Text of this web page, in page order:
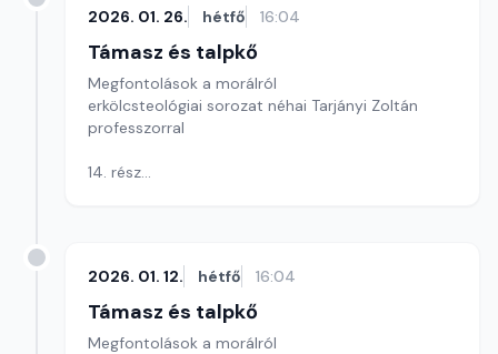
2026. 01. 26. hétfő 16:04
Támasz és talpkő
Megfontolások a morálról
erkölcsteológiai sorozat néhai Tarjányi Zoltán
professzorral
14. rész
2026. 01. 12.
hétfő 16:04
Támasz és talpkő
Megfontolások a morálról